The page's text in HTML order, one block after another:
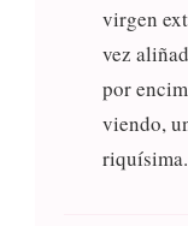
virgen
vez
por
viendo,
riquísima.